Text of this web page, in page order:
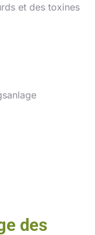
et des toxines
des